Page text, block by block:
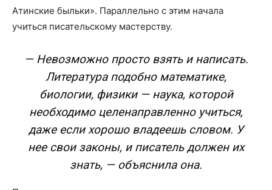
Атинские быльки». Параллельно с этим начала
учиться писательскому мастерству.
— Невозможно просто взять и написать.
Литература подобно математике,
биологии, физики — наука, которой
необходимо целенаправленно учиться,
даже если хорошо владеешь словом. У
нее свои законы, и писатель должен их
знать, — объяснила она.